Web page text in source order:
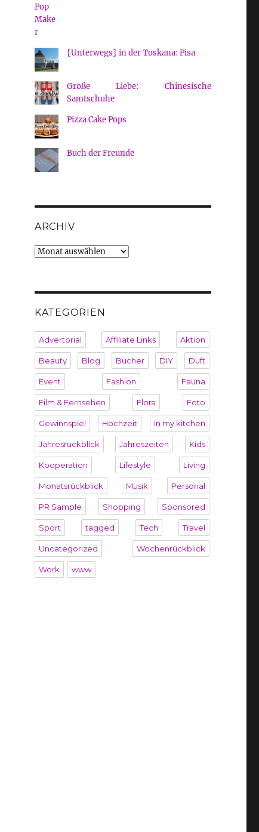
{Unterwegs} in der Toskana: Pisa
Große Liebe: Chinesische
Samtschuhe
Pizza Cake Pops
Buch der Freunde
ARCHIV
Archiv
KATEGORIEN
Advertorial Affiliate Links Aktion
Beauty Blog Bücher DIY Duft
Event Fashion Fauna
Film & Fernsehen Flora Foto
Gewinnspiel Hochzeit In my kitchen
Jahresrückblick Jahreszeiten Kids
Kooperation Lifestyle Living
Monatsrückblick Musik Personal
PR Sample Shopping Sponsored
Sport tagged Tech Travel
Uncategorized Wochenrückblick
Work www